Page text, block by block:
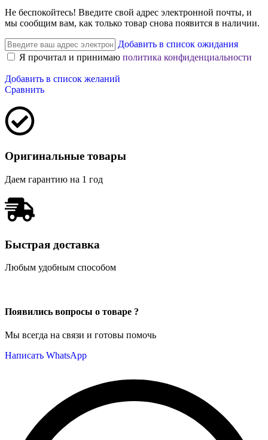
Не беспокойтесь! Введите свой адрес электронной почты, и
мы сообщим вам, как только товар снова появится в наличии.
Добавить в список ожидания
Я прочитал и принимаю политика конфиденциальности
Добавить в список желаний
Сравнить
Оригинальные товары
Даем гарантию на 1 год
Быстрая доставка
Любым удобным способом
Появились вопросы о товаре ?
Мы всегда на связи и готовы помочь
Написать WhatsApp